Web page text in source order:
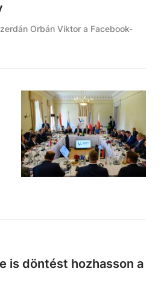
Orbán Viktor a Facebook-
is döntést hozhasson a